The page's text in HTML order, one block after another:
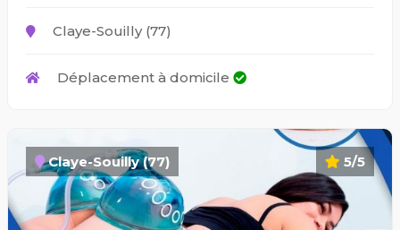
Claye-Souilly (77)
Déplacement à domicile
5/5
Claye-Souilly (77)